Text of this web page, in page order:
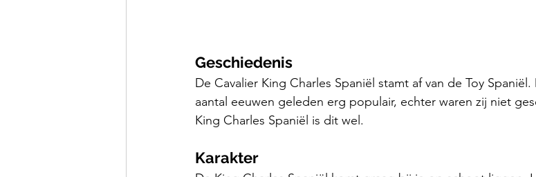
Geschiedenis
De Cavalier King Charles Spaniël stamt af van de Toy
aantal eeuwen geleden erg populair, echter waren zij niet
King Charles Spaniël is dit wel.
Karakter